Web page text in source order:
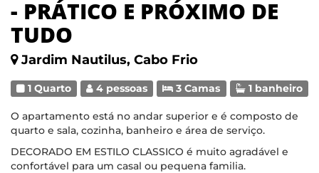
- PRÁTICO E PRÓXIMO DE
TUDO
Jardim Nautilus, Cabo Frio
1 Quarto 4 pessoas 3 Camas 1 banheiro
O apartamento está no andar superior e é composto de
quarto e sala, cozinha, banheiro e área de serviço.
DECORADO EM ESTILO CLASSICO é muito agradável e
confortável para um casal ou pequena familia.